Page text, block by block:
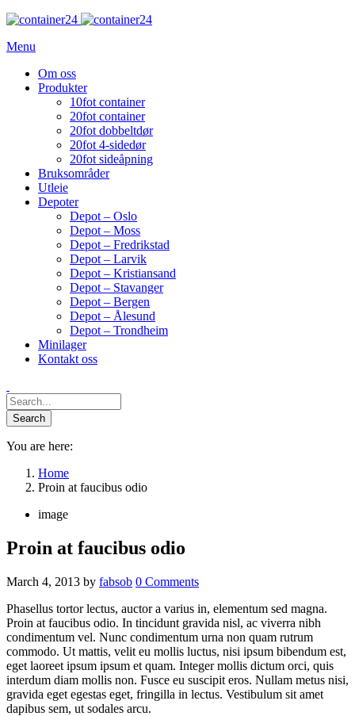
Menu
Om oss
Produkter
10fot container
20fot container
20fot dobbeltdør
20fot 4-sidedør
20fot sideåpning
Bruksområder
Utleie
Depoter
Depot – Oslo
Depot – Moss
Depot – Fredrikstad
Depot – Larvik
Depot – Kristiansand
Depot – Stavanger
Depot – Bergen
Depot – Ålesund
Depot – Trondheim
Minilager
Kontakt oss
You are here:
Home
Proin at faucibus odio
image
Proin at faucibus odio
March 4, 2013 by fabsob 0 Comments
Phasellus tortor lectus, auctor a varius in, elementum sed magna.
Proin at faucibus odio. In tincidunt gravida nisl, ac viverra nibh
condimentum vel. Nunc condimentum urna non quam rutrum
commodo. Ut mattis, velit eu mollis luctus, nisi ipsum bibendum est,
eget laoreet ipsum ipsum et quam. Integer mollis dictum orci, quis
interdum diam mollis non. Fusce eu suscipit eros. Nullam metus nisi,
gravida eget egestas eget, fringilla in lectus. Vestibulum sit amet
dapibus sem, ut sodales arcu.